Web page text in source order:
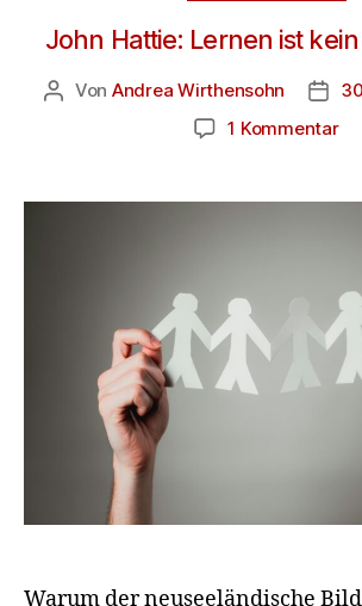
John Hattie: Lernen ist
Von Andrea Wirthensohn
1 Kommentar
Warum der neuseeländische